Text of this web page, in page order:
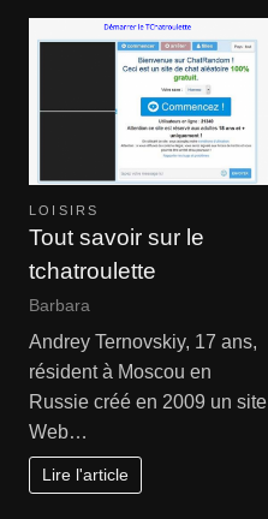
LOISIRS
Tout savoir sur le
tchatroulette
Barbara
Andrey Ternovskiy, 17 ans,
résident à Moscou en
Russie créé en 2009 un site
Web…
Lire l'article